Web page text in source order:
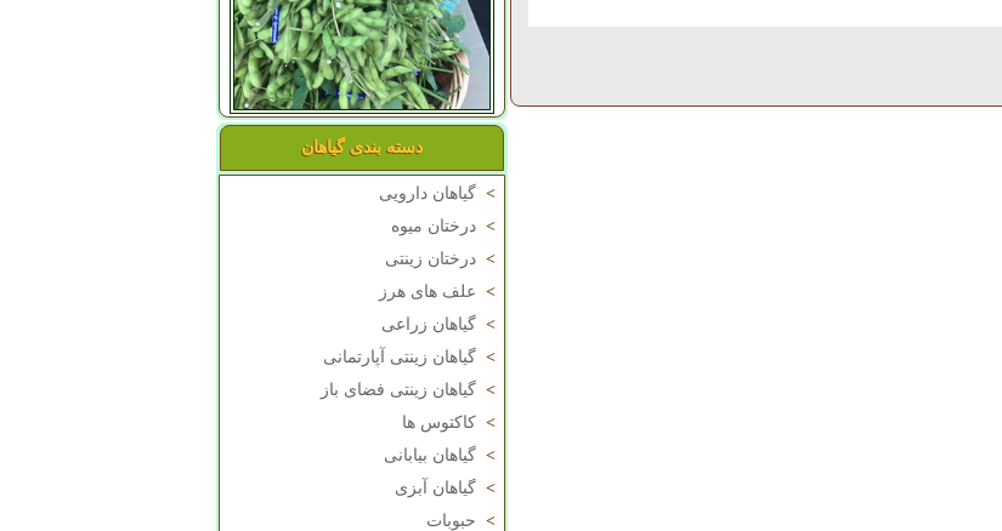
دسته بندی گیاهان
> گیاهان دارویی
> درختان میوه
> درختان زینتی
> علف های هرز
> گیاهان زراعی
> گیاهان زینتی آپارتمانی
> گیاهان زینتی فضای باز
> کاکتوس ها
> گیاهان بیابانی
> گیاهان آبزی
> حبوبات